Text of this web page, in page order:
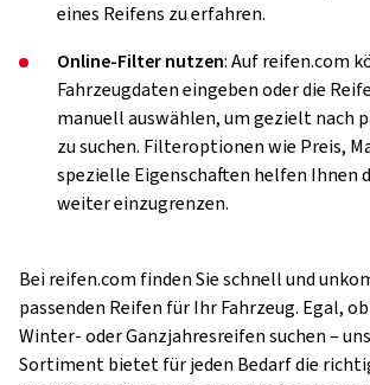
eines Reifens zu erfahren.
Online-Filter nutzen: Auf reifen.com
Fahrzeugdaten eingeben oder die
manuell auswählen, um gezielt nach
zu suchen. Filteroptionen wie Preis,
spezielle Eigenschaften helfen Ihnen
weiter einzugrenzen.
Bei reifen.com finden Sie schnell und
passenden Reifen für Ihr Fahrzeug. Egal,
Winter- oder Ganzjahresreifen suchen –
Sortiment bietet für jeden Bedarf die